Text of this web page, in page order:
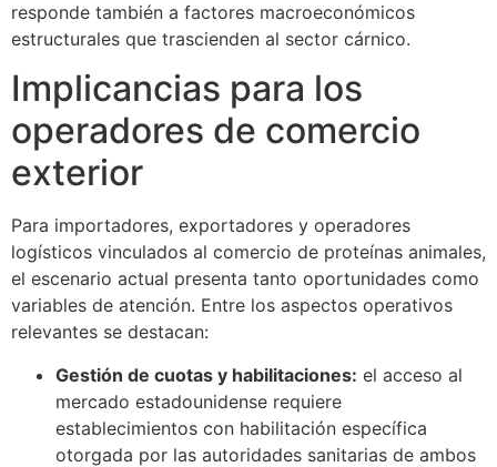
responde también a factores macroeconómicos
estructurales que trascienden al sector cárnico.
Implicancias para los
operadores de comercio
exterior
Para importadores, exportadores y operadores
logísticos vinculados al comercio de proteínas animales,
el escenario actual presenta tanto oportunidades como
variables de atención. Entre los aspectos operativos
relevantes se destacan:
Gestión de cuotas y habilitaciones: el acceso al
mercado estadounidense requiere
establecimientos con habilitación específica
otorgada por las autoridades sanitarias de ambos